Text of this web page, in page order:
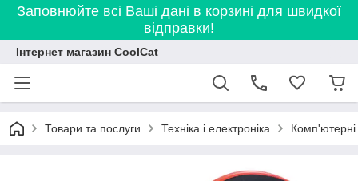
Заповнюйте всі Ваші дані в корзині для швидкої
відправки!
Інтернет магазин CoolCat
Товари та послуги Техніка і електроніка Комп'ютерні